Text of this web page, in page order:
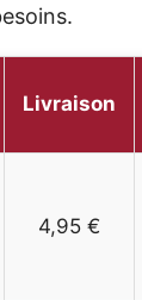
Livraison
4,95 €